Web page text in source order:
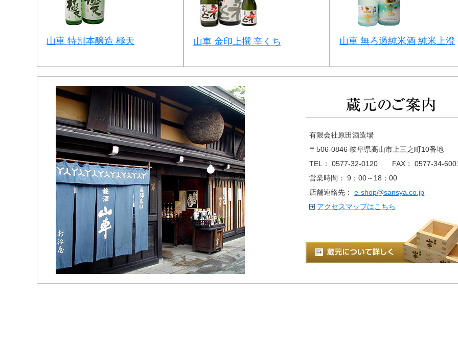
山車 特別本醸造 極天 山車 金印上撰 辛くち 山車 無ろ過純米酒 純米上澄
有限会社原田酒造場
〒506-0846 岐阜県高山市上三之町10番地
TEL： 0577-32-0120 FAX： 0577-34-
営業時間： 9：00～18：00
店舗連絡先：e-shop@sansya.co.jp
アクセスマップはこちら